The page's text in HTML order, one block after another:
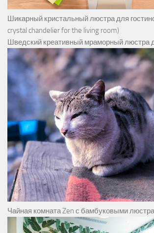
Шикарный кристальный люстра для
crystal chandelier for the living room)
Шведский креативный мраморный люстра
Чайная комната Zen с бамбуковыми